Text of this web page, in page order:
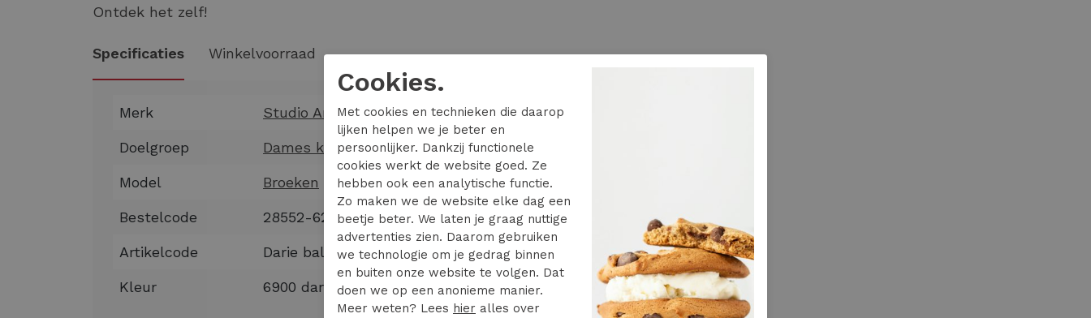
Ontdek het zelf!
Specificaties Winkelvoorraad
Merk Studio Anneloes
Doelgroep Dames kleding
Model Broeken
Bestelcode 28552-62
Artikelcode Darie balloon trousers 13882
Kleur 6900 dark blue
Cookies.
Met cookies en technieken die daarop
lijken helpen we je beter en
persoonlijker. Dankzij functionele
cookies werkt de website goed. Ze
hebben ook een analytische functie.
Zo maken we de website elke dag een
beetje beter. We laten je graag nuttige
advertenties zien. Daarom gebruiken
we technologie om je gedrag binnen
en buiten onze website te volgen. Dat
doen we op een anonieme manier.
Meer weten? Lees hier alles over